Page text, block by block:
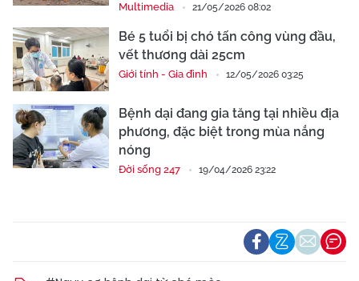
Multimedia 21/05/2026 08:02
Bé 5 tuổi bị chó tấn công vùng đầu,
vết thương dài 25cm
Giới tính - Gia đình 12/05/2026 03:25
Bệnh dại đang gia tăng tại nhiều địa
phương, đặc biệt trong mùa nắng
nóng
Đời sống 247 19/04/2026 23:22